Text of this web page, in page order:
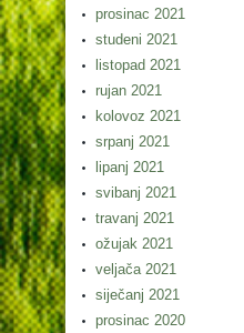
prosinac 2021
studeni 2021
listopad 2021
rujan 2021
kolovoz 2021
srpanj 2021
lipanj 2021
svibanj 2021
travanj 2021
ožujak 2021
veljača 2021
siječanj 2021
prosinac 2020